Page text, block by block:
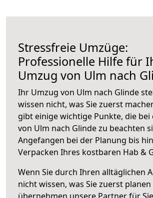
Stressfreie Umzüge:
Professionelle Hilfe für
Umzug von Ulm nach
Ihr Umzug von Ulm nach Glinde
wissen nicht, was Sie zuerst
gibt einige wichtige Punkte, die bei
von Ulm nach Glinde zu beachten
Angefangen bei der Planung bis
Verpacken Ihres kostbaren Hab &
Wenn Sie durch Ihren alltäglichen
nicht wissen, was Sie zuerst